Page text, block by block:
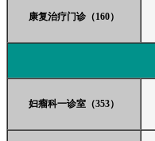
康复治疗门诊（160）
妇瘤科一诊室（353）